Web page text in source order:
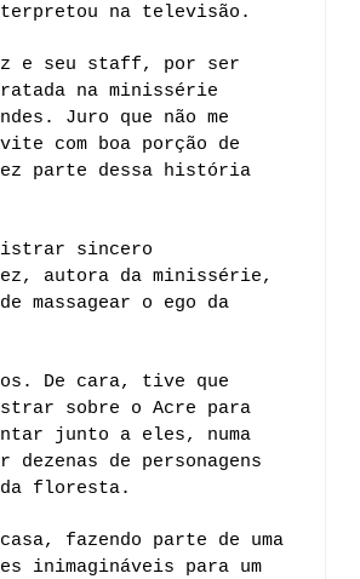
na televisão.
e seu staff, por ser
na minissérie
Juro que não me
com boa porção de
parte dessa história
sincero
autora da minissérie,
massagear o ego da
De cara, tive que
sobre o Acre para
junto a eles, numa
dezenas de personagens
da floresta.
fazendo parte de uma
inimagináveis para um